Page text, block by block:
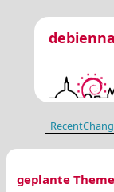
debienna
geplante